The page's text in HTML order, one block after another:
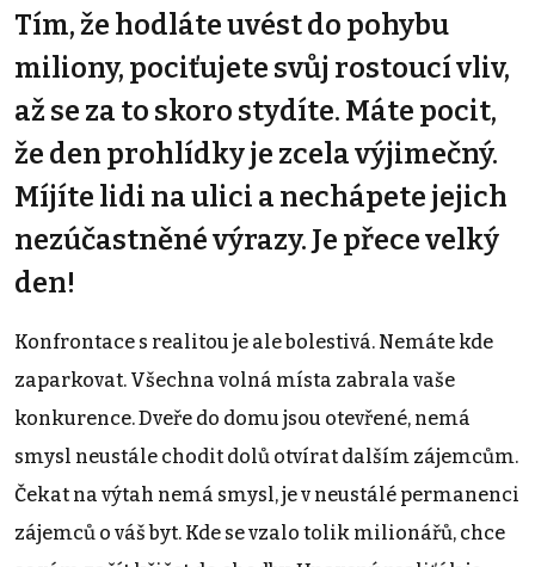
Tím, že hodláte uvést do pohybu
miliony, pociťujete svůj rostoucí vliv,
až se za to skoro stydíte. Máte pocit,
že den prohlídky je zcela výjimečný.
Míjíte lidi na ulici a nechápete jejich
nezúčastněné výrazy. Je přece velký
den!
Konfrontace s realitou je ale bolestivá. Nemáte kde
zaparkovat. Všechna volná místa zabrala vaše
konkurence. Dveře do domu jsou otevřené, nemá
smysl neustále chodit dolů otvírat dalším zájemcům.
Čekat na výtah nemá smysl, je v neustálé permanenci
zájemců o váš byt. Kde se vzalo tolik milionářů, chce